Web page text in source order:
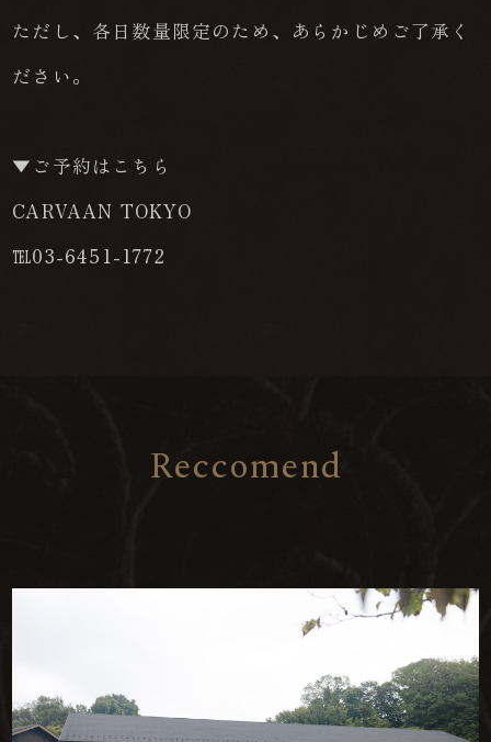
ただし、各日数量限定のため、あらかじめご了承く
ださい。
▼ご予約はこちら
CARVAAN TOKYO
℡03-6451-1772
Reccomend